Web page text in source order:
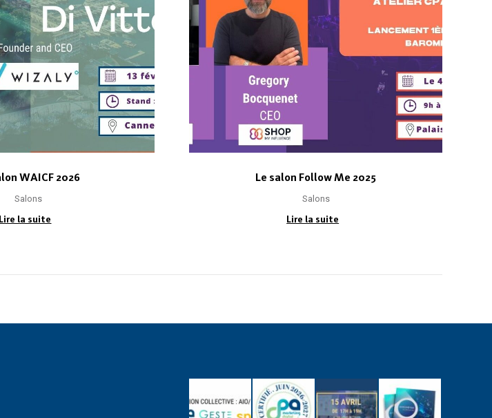
WAICF 2026
Salons
Lire la suite
Le salon Follow Me 2025
Salons
Lire la suite